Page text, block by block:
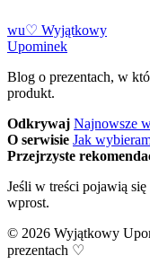
wu♡ Wyjątkowy
Upominek
Blog o prezentach, w
produkt.
Odkrywaj Najnowsze
O serwisie Jak
Przejrzyste
Jeśli w treści pojawią
wprost.
© 2026 Wyjątkowy
prezentach ♡